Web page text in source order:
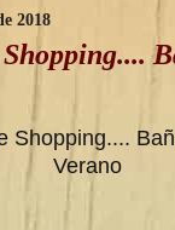
2018
Shopping....
Verano